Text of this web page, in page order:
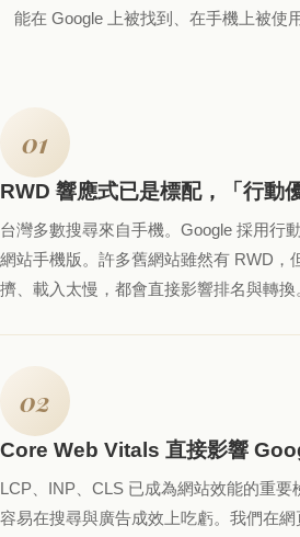
能在 Google 上被找到、在手機上被使
01
RWD 響應式已是標配，「行動
台灣多數搜尋來自手機。Google 採用行
網站手機版。許多舊網站雖然有 RWD，
擠、載入太慢，都會直接影響排名與轉換
02
Core Web Vitals 直接影響
LCP、INP、CLS 已成為網站效能的重要
容易在搜尋與廣告成效上吃虧。我們在